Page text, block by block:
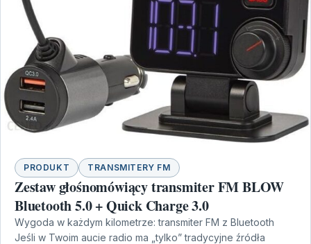
PRODUKT TRANSMITERY FM
Zestaw głośnomówiący transmiter FM BLOW
Bluetooth 5.0 + Quick Charge 3.0
Wygoda w każdym kilometrze: transmiter FM z Bluetooth
Jeśli w Twoim aucie radio ma „tylko” tradycyjne źródła